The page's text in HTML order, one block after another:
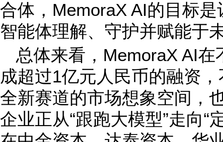
合体，MemoraX AI的目标
智能体理解、守护并赋能于
总体来看，MemoraX AI
成超过1亿元人民币的融资
全新赛道的市场想象空间，
企业正从“跟跑大模型”走向“